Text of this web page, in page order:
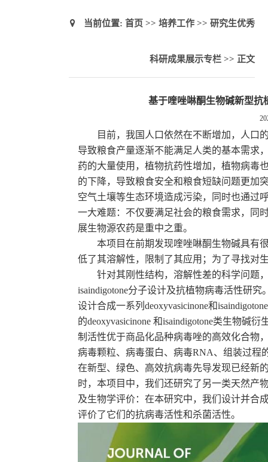
当前位置: 首页 >> 培养工作>> 研究生优秀
科研成果展示专栏>> 正文
基于喹唑啉酮生物碱新型抗
目前，我国人口依然在不断增加，人口
导致粮食产量逐渐不能满足人类的基本需求
药的大量使用，植物抗药性增加，植物病毒
的下降，导致粮食安全和粮食短缺问题更加
空气土壤等生态环境造成污染，同时也通过
一大难题：不仅要满足社会的粮食需求，同
展生物源农药是重中之重。
本项目在前期发现喹唑啉酮生物碱具有
低了其溶解性，限制了其应用；为了寻找对
针对其刚性结构，溶解性差的科学问题
isaindigotone分子设计及抗植物病毒活性研究
设计合成一系列deoxyvasicinone和isaindigotone
的deoxyvasicinone和isaindigotone类生物碱衍
制活性优于商品化品种病毒唑的高效化合物
病毒颗粒、病毒蛋白、病毒RNA、组装过程
在新型、绿色、高效抗病毒先导发现已经新
时，本项目中，我们还研究了另一类天然产
及生物学评价：在本研究中，我们设计并合
评价了它们的抗病毒活性和杀菌活性。